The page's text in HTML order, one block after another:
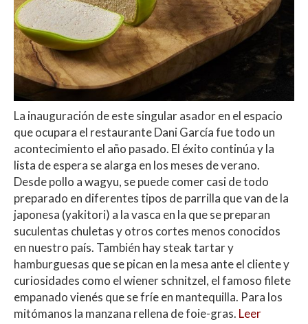
La inauguración de este singular asador en el espacio
que ocupara el restaurante Dani García fue todo un
acontecimiento el año pasado. El éxito continúa y la
lista de espera se alarga en los meses de verano.
Desde pollo a wagyu, se puede comer casi de todo
preparado en diferentes tipos de parrilla que van de la
japonesa (yakitori) a la vasca en la que se preparan
suculentas chuletas y otros cortes menos conocidos
en nuestro país. También hay steak tartar y
hamburguesas que se pican en la mesa ante el cliente y
curiosidades como el wiener schnitzel, el famoso filete
empanado vienés que se fríe en mantequilla. Para los
mitómanos la manzana rellena de foie-gras. Leer